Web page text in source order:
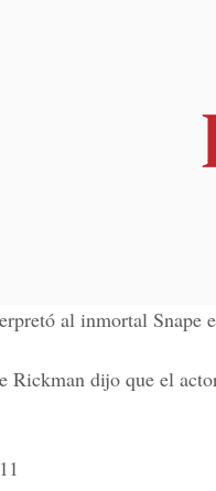
al inmortal Snape
Rickman dijo que el